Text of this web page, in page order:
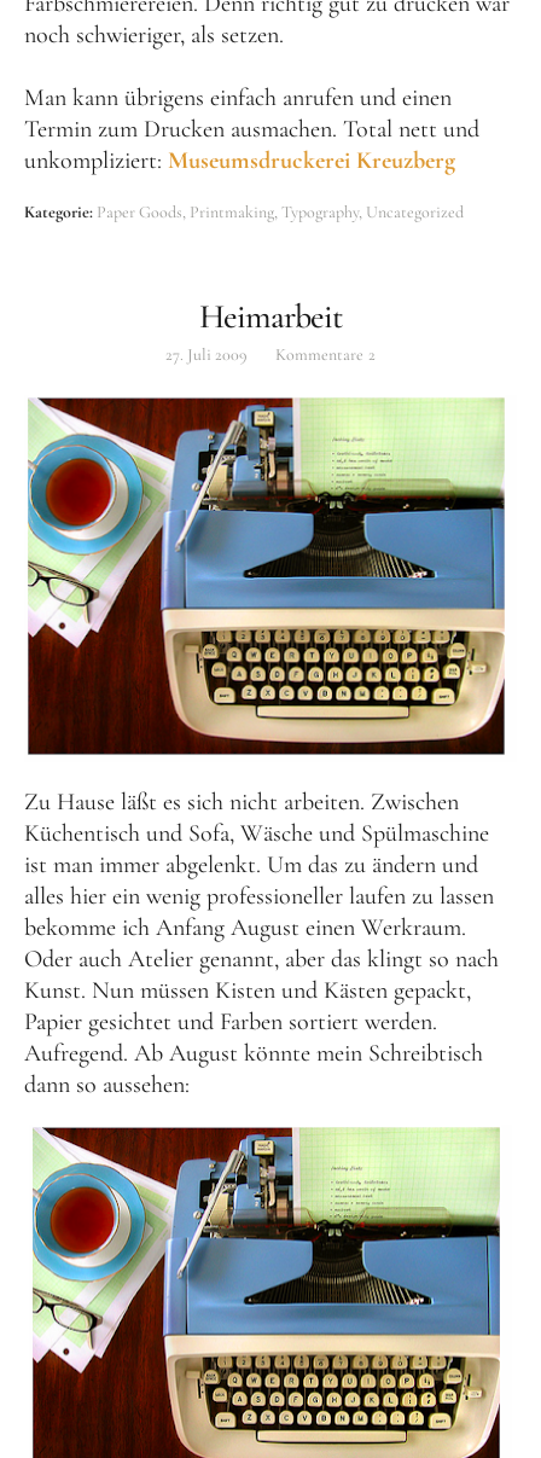
noch schwieriger, als setzen.
Man kann übrigens einfach anrufen und einen
Termin zum Drucken ausmachen. Total nett und
unkompliziert: Museumsdruckerei Kreuzberg
Kategorie: Paper Goods Printmaking Typography Uncategorized
Heimarbeit
27. Juli 2009 Kommentare 2
Zu Hause läßt es sich nicht arbeiten. Zwischen
Küchentisch und Sofa, Wäsche und Spülmaschine
ist man immer abgelenkt. Um das zu ändern und
alles hier ein wenig professioneller laufen zu lassen
bekomme ich Anfang August einen Werkraum.
Oder auch Atelier genannt, aber das klingt so nach
Kunst. Nun müssen Kisten und Kästen gepackt,
Papier gesichtet und Farben sortiert werden.
Aufregend. Ab August könnte mein Schreibtisch
dann so aussehen: